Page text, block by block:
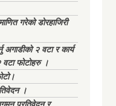
गरेको डोरहाजिरी
अगाडीको २ वटा र कार्य
वटा फोटोहरु ।
।